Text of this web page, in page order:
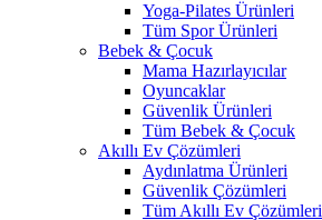
Yoga-Pilates Ürünleri
Tüm Spor Ürünleri
Bebek & Çocuk
Mama Hazırlayıcılar
Oyuncaklar
Güvenlik Ürünleri
Tüm Bebek & Çocuk
Akıllı Ev Çözümleri
Aydınlatma Ürünleri
Güvenlik Çözümleri
Tüm Akıllı Ev Çözümleri